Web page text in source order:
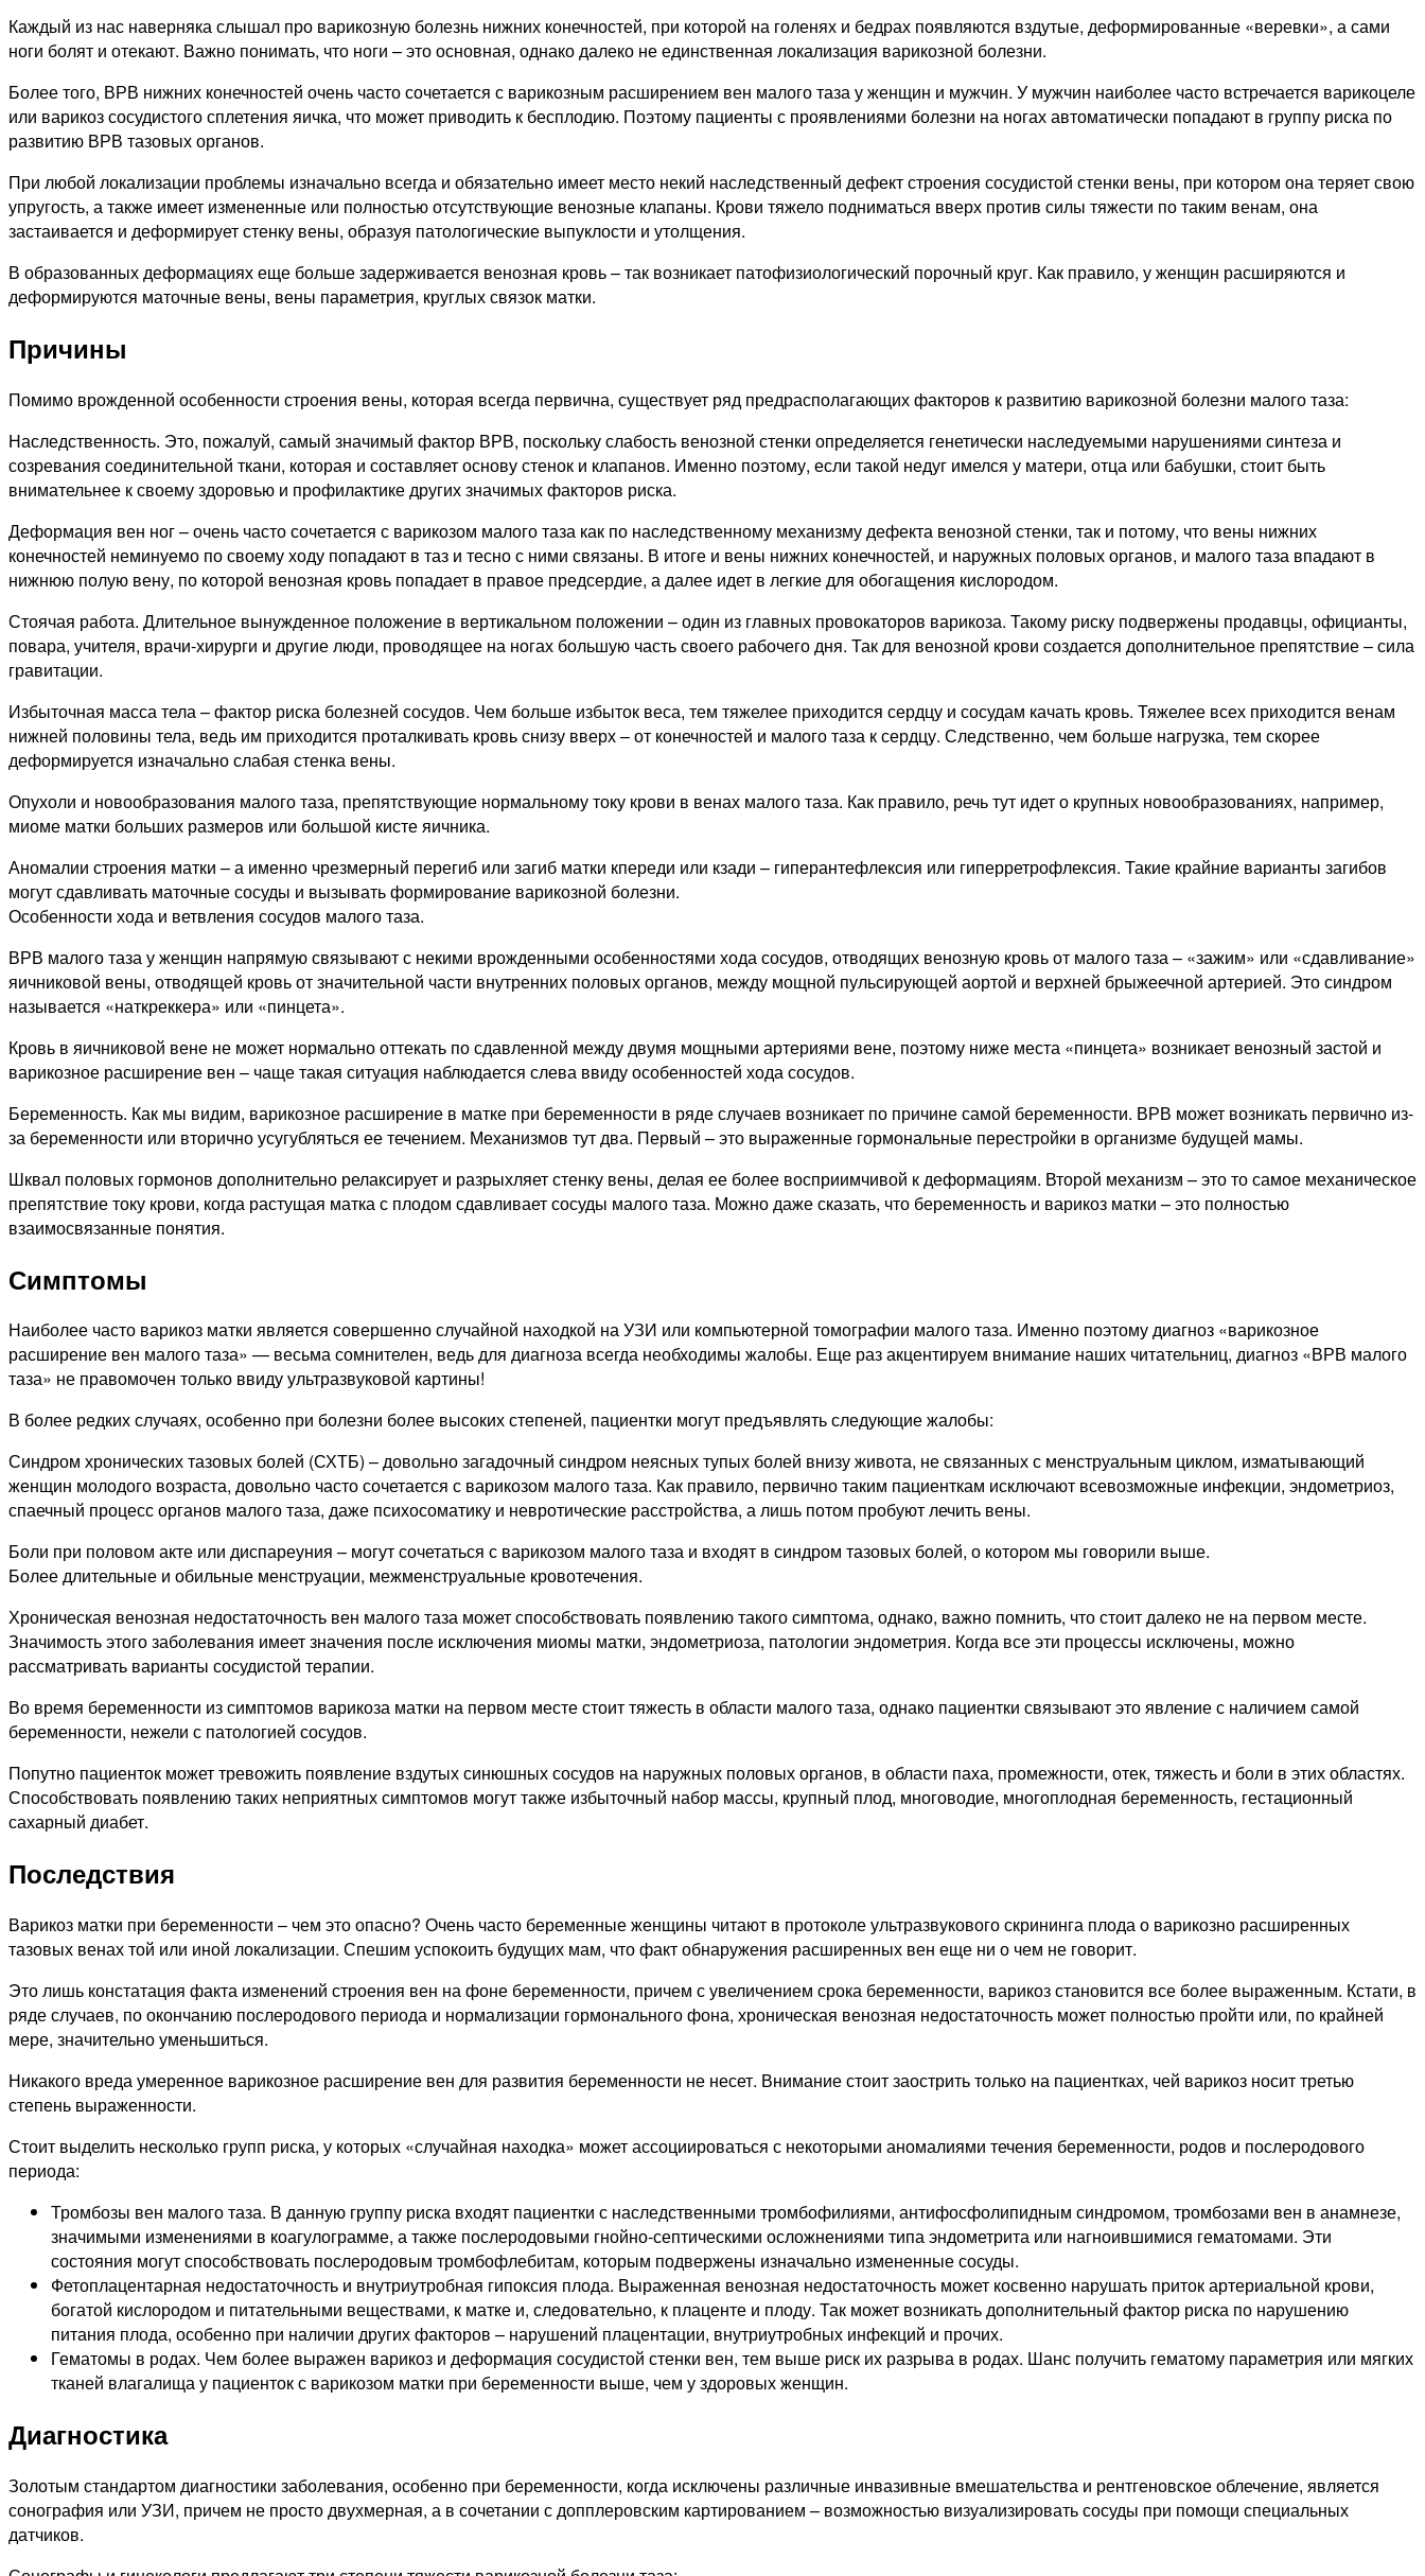
Каждый из нас наверняка слышал про варикозную болезнь нижних конечностей, при которой на голенях и бедрах появляются вздутые, деформированные «веревки», а сами
ноги болят и отекают. Важно понимать, что ноги – это основная, однако далеко не единственная локализация варикозной болезни.
Более того, ВРВ нижних конечностей очень часто сочетается с варикозным расширением вен малого таза у женщин и мужчин. У мужчин наиболее часто встречается варикоцеле
или варикоз сосудистого сплетения яичка, что может приводить к бесплодию. Поэтому пациенты с проявлениями болезни на ногах автоматически попадают в группу риска по
развитию ВРВ тазовых органов.
При любой локализации проблемы изначально всегда и обязательно имеет место некий наследственный дефект строения сосудистой стенки вены, при котором она теряет свою
упругость, а также имеет измененные или полностью отсутствующие венозные клапаны. Крови тяжело подниматься вверх против силы тяжести по таким венам, она
застаивается и деформирует стенку вены, образуя патологические выпуклости и утолщения.
В образованных деформациях еще больше задерживается венозная кровь – так возникает патофизиологический порочный круг. Как правило, у женщин расширяются и
деформируются маточные вены, вены параметрия, круглых связок матки.
Причины
Помимо врожденной особенности строения вены, которая всегда первична, существует ряд предрасполагающих факторов к развитию варикозной болезни малого таза:
Наследственность. Это, пожалуй, самый значимый фактор ВРВ, поскольку слабость венозной стенки определяется генетически наследуемыми нарушениями синтеза и
созревания соединительной ткани, которая и составляет основу стенок и клапанов. Именно поэтому, если такой недуг имелся у матери, отца или бабушки, стоит быть
внимательнее к своему здоровью и профилактике других значимых факторов риска.
Деформация вен ног – очень часто сочетается с варикозом малого таза как по наследственному механизму дефекта венозной стенки, так и потому, что вены нижних
конечностей неминуемо по своему ходу попадают в таз и тесно с ними связаны. В итоге и вены нижних конечностей, и наружных половых органов, и малого таза впадают в
нижнюю полую вену, по которой венозная кровь попадает в правое предсердие, а далее идет в легкие для обогащения кислородом.
Стоячая работа. Длительное вынужденное положение в вертикальном положении – один из главных провокаторов варикоза. Такому риску подвержены продавцы, официанты,
повара, учителя, врачи-хирурги и другие люди, проводящее на ногах большую часть своего рабочего дня. Так для венозной крови создается дополнительное препятствие – сила
гравитации.
Избыточная масса тела – фактор риска болезней сосудов. Чем больше избыток веса, тем тяжелее приходится сердцу и сосудам качать кровь. Тяжелее всех приходится венам
нижней половины тела, ведь им приходится проталкивать кровь снизу вверх – от конечностей и малого таза к сердцу. Следственно, чем больше нагрузка, тем скорее
деформируется изначально слабая стенка вены.
Опухоли и новообразования малого таза, препятствующие нормальному току крови в венах малого таза. Как правило, речь тут идет о крупных новообразованиях, например,
миоме матки больших размеров или большой кисте яичника.
Аномалии строения матки – а именно чрезмерный перегиб или загиб матки кпереди или кзади – гиперантефлексия или гиперретрофлексия. Такие крайние варианты загибов
могут сдавливать маточные сосуды и вызывать формирование варикозной болезни.
Особенности хода и ветвления сосудов малого таза.
ВРВ малого таза у женщин напрямую связывают с некими врожденными особенностями хода сосудов, отводящих венозную кровь от малого таза – «зажим» или «сдавливание»
яичниковой вены, отводящей кровь от значительной части внутренних половых органов, между мощной пульсирующей аортой и верхней брыжеечной артерией. Это синдром
называется «наткреккера» или «пинцета».
Кровь в яичниковой вене не может нормально оттекать по сдавленной между двумя мощными артериями вене, поэтому ниже места «пинцета» возникает венозный застой и
варикозное расширение вен – чаще такая ситуация наблюдается слева ввиду особенностей хода сосудов.
Беременность. Как мы видим, варикозное расширение в матке при беременности в ряде случаев возникает по причине самой беременности. ВРВ может возникать первично из-
за беременности или вторично усугубляться ее течением. Механизмов тут два. Первый – это выраженные гормональные перестройки в организме будущей мамы.
Шквал половых гормонов дополнительно релаксирует и разрыхляет стенку вены, делая ее более восприимчивой к деформациям. Второй механизм – это то самое механическое
препятствие току крови, когда растущая матка с плодом сдавливает сосуды малого таза. Можно даже сказать, что беременность и варикоз матки – это полностью
взаимосвязанные понятия.
Симптомы
Наиболее часто варикоз матки является совершенно случайной находкой на УЗИ или компьютерной томографии малого таза. Именно поэтому диагноз «варикозное
расширение вен малого таза» — весьма сомнителен, ведь для диагноза всегда необходимы жалобы. Еще раз акцентируем внимание наших читательниц, диагноз «ВРВ малого
таза» не правомочен только ввиду ультразвуковой картины!
В более редких случаях, особенно при болезни более высоких степеней, пациентки могут предъявлять следующие жалобы:
Синдром хронических тазовых болей (СХТБ) – довольно загадочный синдром неясных тупых болей внизу живота, не связанных с менструальным циклом, изматывающий
женщин молодого возраста, довольно часто сочетается с варикозом малого таза. Как правило, первично таким пациенткам исключают всевозможные инфекции, эндометриоз,
спаечный процесс органов малого таза, даже психосоматику и невротические расстройства, а лишь потом пробуют лечить вены.
Боли при половом акте или диспареуния – могут сочетаться с варикозом малого таза и входят в синдром тазовых болей, о котором мы говорили выше.
Более длительные и обильные менструации, межменструальные кровотечения.
Хроническая венозная недостаточность вен малого таза может способствовать появлению такого симптома, однако, важно помнить, что стоит далеко не на первом месте.
Значимость этого заболевания имеет значения после исключения миомы матки, эндометриоза, патологии эндометрия. Когда все эти процессы исключены, можно
рассматривать варианты сосудистой терапии.
Во время беременности из симптомов варикоза матки на первом месте стоит тяжесть в области малого таза, однако пациентки связывают это явление с наличием самой
беременности, нежели с патологией сосудов.
Попутно пациенток может тревожить появление вздутых синюшных сосудов на наружных половых органов, в области паха, промежности, отек, тяжесть и боли в этих областях.
Способствовать появлению таких неприятных симптомов могут также избыточный набор массы, крупный плод, многоводие, многоплодная беременность, гестационный
сахарный диабет.
Последствия
Варикоз матки при беременности – чем это опасно? Очень часто беременные женщины читают в протоколе ультразвукового скрининга плода о варикозно расширенных
тазовых венах той или иной локализации. Спешим успокоить будущих мам, что факт обнаружения расширенных вен еще ни о чем не говорит.
Это лишь констатация факта изменений строения вен на фоне беременности, причем с увеличением срока беременности, варикоз становится все более выраженным. Кстати, в
ряде случаев, по окончанию послеродового периода и нормализации гормонального фона, хроническая венозная недостаточность может полностью пройти или, по крайней
мере, значительно уменьшиться.
Никакого вреда умеренное варикозное расширение вен для развития беременности не несет. Внимание стоит заострить только на пациентках, чей варикоз носит третью
степень выраженности.
Стоит выделить несколько групп риска, у которых «случайная находка» может ассоциироваться с некоторыми аномалиями течения беременности, родов и послеродового
периода:
Тромбозы вен малого таза. В данную группу риска входят пациентки с наследственными тромбофилиями, антифосфолипидным синдромом, тромбозами вен в анамнезе,
значимыми изменениями в коагулограмме, а также послеродовыми гнойно-септическими осложнениями типа эндометрита или нагноившимися гематомами. Эти
состояния могут способствовать послеродовым тромбофлебитам, которым подвержены изначально измененные сосуды.
Фетоплацентарная недостаточность и внутриутробная гипоксия плода. Выраженная венозная недостаточность может косвенно нарушать приток артериальной крови,
богатой кислородом и питательными веществами, к матке и, следовательно, к плаценте и плоду. Так может возникать дополнительный фактор риска по нарушению
питания плода, особенно при наличии других факторов – нарушений плацентации, внутриутробных инфекций и прочих.
Гематомы в родах. Чем более выражен варикоз и деформация сосудистой стенки вен, тем выше риск их разрыва в родах. Шанс получить гематому параметрия или мягких
тканей влагалища у пациенток с варикозом матки при беременности выше, чем у здоровых женщин.
Диагностика
Золотым стандартом диагностики заболевания, особенно при беременности, когда исключены различные инвазивные вмешательства и рентгеновское облечение, является
сонография или УЗИ, причем не просто двухмерная, а в сочетании с допплеровским картированием – возможностью визуализировать сосуды при помощи специальных
датчиков.